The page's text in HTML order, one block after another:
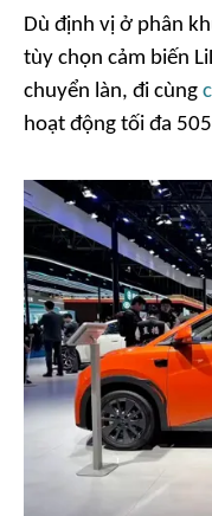
Dù định vị ở phân
tùy chọn cảm biến
chuyển làn, đi cùng
hoạt động tối đa